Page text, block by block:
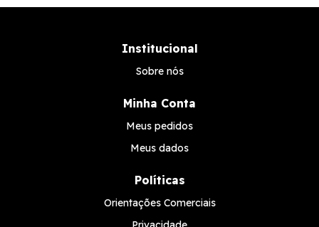
Institucional
Sobre nós
Minha Conta
Meus pedidos
Meus dados
Políticas
Orientações Comerciais